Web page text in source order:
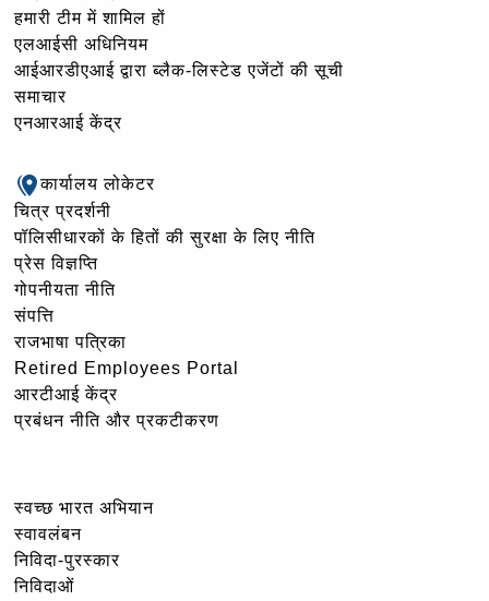
हमारी टीम में शामिल हों
एलआईसी अधिनियम
आईआरडीएआई द्वारा ब्लैक-लिस्टेड एजेंटों की सूची
समाचार
एनआरआई केंद्र
कार्यालय लोकेटर
चित्र प्रदर्शनी
पॉलिसीधारकों के हितों की सुरक्षा के लिए नीति
प्रेस विज्ञप्ति
गोपनीयता नीति
संपत्ति
राजभाषा पत्रिका
Retired Employees Portal
आरटीआई केंद्र
प्रबंधन नीति और प्रकटीकरण
स्वच्छ भारत अभियान
स्वावलंबन
निविदा-पुरस्कार
निविदाओं